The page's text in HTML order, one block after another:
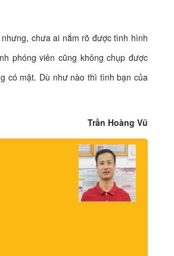
chưa ai nắm rõ được tình hình
phóng viên cũng không chụp được
có mặt. Dù như nào thì tình bạn của
Trần Hoàng Vũ